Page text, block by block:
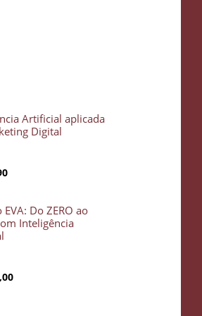
Artificial aplicada
Digital
Do ZERO ao
Inteligência